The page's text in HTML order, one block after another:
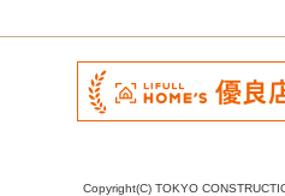
Copyright(C) TOKYO